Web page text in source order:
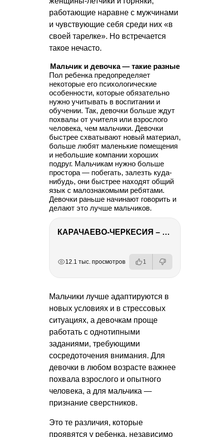
работающие наравне с мужчинами
и чувствующие себя среди них «в
своей тарелке». Но встречается
такое нечасто.
Мальчик и девочка — такие разные
Пол ребенка предопределяет
некоторые его психологические
особенности, которые обязательно
нужно учитывать в воспитании и
обучении. Так, девочки больше ждут
похвалы от учителя или взрослого
человека, чем мальчики. Девочки
быстрее схватывают новый материал,
больше любят маленькие помещения
и небольшие компании хороших
подруг. Мальчикам нужно больше
простора — побегать, залезть куда-
нибудь, они быстрее находят общий
язык с малознакомыми ребятами.
Девочки раньше начинают говорить и
делают это лучше мальчиков.
КАРАЧАЕВО-ЧЕРКЕСИЯ – ПУТЕШЕСТВИЕ НА КАВКАЗ часть 2
12.1 тыс. просмотров 1
Мальчики лучше адаптируются в
новых условиях и в стрессовых
ситуациях, а девочкам проще
работать с однотипными
заданиями, требующими
сосредоточения внимания. Для
девочки в любом возрасте важнее
похвала взрослого и опытного
человека, а для мальчика —
признание сверстников.
Это те различия, которые
проявятся у ребенка, независимо